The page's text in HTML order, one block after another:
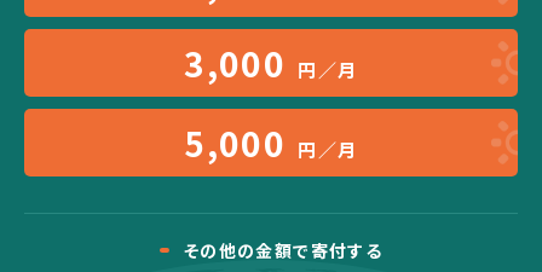
3,000 円／月
5,000 円／月
その他の金額で寄付する